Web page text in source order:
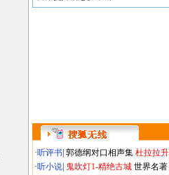
·听评书 郭德纲对口相声集 杜拉拉
·听小说 鬼吹灯1-精绝古城 世界名著